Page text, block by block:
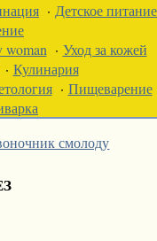
· Детское питание
woman · Уход за кожей
Кулинария
· Пищеварение
смолоду